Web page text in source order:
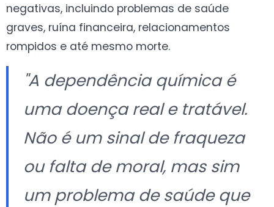
negativas, incluindo problemas de saúde
graves, ruína financeira, relacionamentos
rompidos e até mesmo morte.
"A dependência química é
uma doença real e tratável.
Não é um sinal de fraqueza
ou falta de moral, mas sim
um problema de saúde que